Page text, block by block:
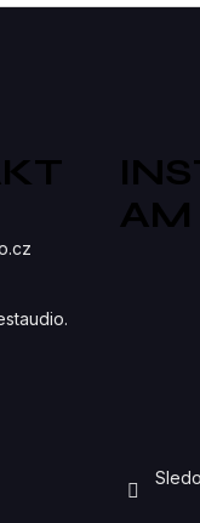
D
A
Y
AM